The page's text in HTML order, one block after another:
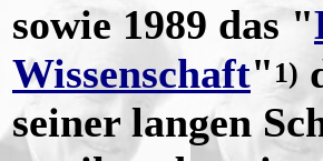
sowie 1989 das "
Wissenschaft" 1)
seiner langen